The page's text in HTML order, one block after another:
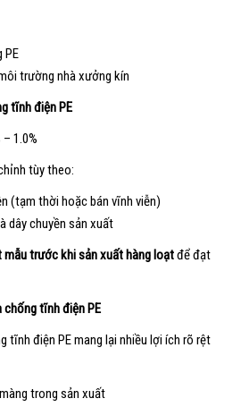
PE
trường nhà xưởng kín
tĩnh điện PE
– 1.0%
tùy theo:
(tạm thời hoặc bán vĩnh viễn)
dây chuyền sản xuất
mẫu trước khi sản xuất hàng loạtđể đạt
chống tĩnh điện PE
tĩnh điện PE mang lại nhiều lợi ích rõ rệt
trong sản xuất